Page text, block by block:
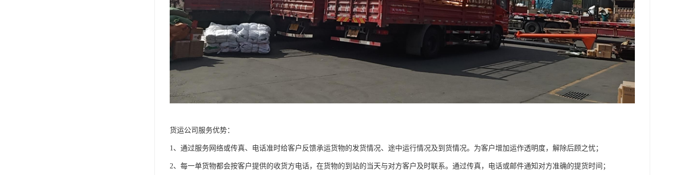
货运公司服务优势：
1、通过服务网络或传真、电话准时给客户反馈承运货物的发货情况、途中运行情况及到货情况。为客户增加运作透明度，解除后顾之忧；
2、每一单货物都会按客户提供的收货方电话，在货物的到站的当天与对方客户及时联系。通过传真，电话或邮件通知对方准确的提货时间；